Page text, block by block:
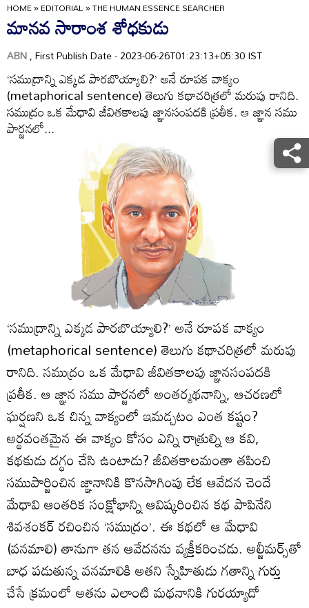
HOME»EDITORIAL»THE HUMAN ESSENCE SEARCHER
మానవ సారాంశ శోధకుడు
ABN, First Publish Date - 2023-06-26T01:23:13+05:30 IST
‘సముద్రాన్ని ఎక్కడ పారబొయ్యాలి?’ అనే రూపక వాక్యం
(metaphorical sentence) తెలుగు కథాచరిత్రలో మరుపు రానిది.
సముద్రం ఒక మేధావి జీవితకాలపు జ్ఞానసంపదకి ప్రతీక. ఆ జ్ఞాన సము
పార్జనలో...
‘సముద్రాన్ని ఎక్కడ పారబొయ్యాలి?’ అనే రూపక వాక్యం
(metaphorical sentence) తెలుగు కథాచరిత్రలో మరుపు
రానిది. సముద్రం ఒక మేధావి జీవితకాలపు జ్ఞానసంపదకి
ప్రతీక. ఆ జ్ఞాన సము పార్జనలో అంతర్మథనాన్ని, ఆచరణలో
ఘర్షణని ఒక చిన్న వాక్యంలో ఇమడ్చటం ఎంత కష్టం?
అర్థవంతమైన ఈ వాక్యం కోసం ఎన్ని రాత్రుల్ని ఆ కవి,
కథకుడు దగ్ధం చేసి ఉంటాడు? జీవితకాలమంతా తపించి
సముపార్జించిన జ్ఞానానికి కొనసాగింపు లేక ఆవేదన చెందే
మేధావి ఆంతరిక సంక్షోభాన్ని ఆవిష్కరించిన కథ పాపినేని
శివశంకర్‌ రచించిన ‘సముద్రం’. ఈ కథలో ఆ మేధావి
(వనమాలి) తానుగా తన ఆవేదనను వ్యక్తీకరించడు. అల్జీమర్స్‌తో
బాధ పడుతున్న వనమాలికి అతని స్నేహితుడు గతాన్ని గుర్తు
చేసే క్రమంలో అతను ఎలాంటి మథనానికి గురయ్యాడో